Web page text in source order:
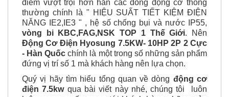
Quốc là 20pole, (2 cực điện). sản phẩm này có ưu
điểm vượt trội hơn hẳn các dòng động cơ thông
thường chính là " HIỆU SUẤT TIẾT KIỆM ĐIỆN
NĂNG IE2,IE3 " , hệ số chống bụi và nước IP55,
vòng bi KBC,FAG,NSK TOP 1 Thế Giới. Nên
Động Cơ Điện Hyosung 7.5KW- 10HP 2P 2 Cực
- Hàn Quốcchính là một trong số những sản phẩm
đứng vị trí số 1 mà khách hàng nên lựa chọn.
Quý vị hãy tìm hiểu tổng quan về dòng động cơ